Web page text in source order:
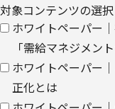
ウェブページ内に限ら
び、これに基づく販
・ウェブサイトにお
て。
クッキー（cookie）と
収集
対象コンテンツの選択
ホワイトペーパー
「需給マネジメン
ホワイトペーパー
正化とは